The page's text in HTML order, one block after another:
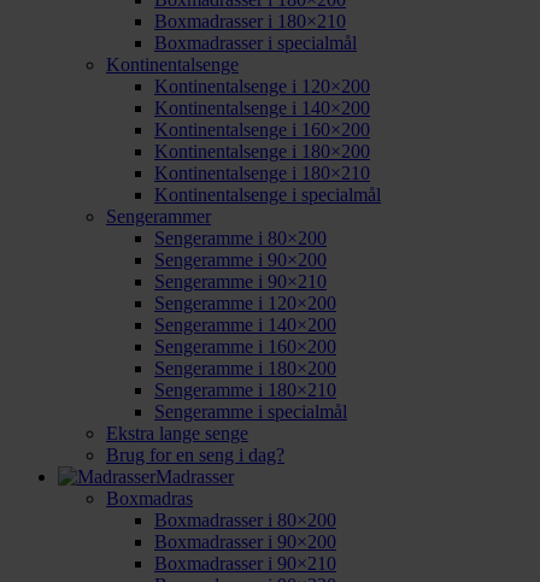
Boxmadrasser i 180×210
Boxmadrasser i specialmål
Kontinentalsenge
Kontinentalsenge i 120×200
Kontinentalsenge i 140×200
Kontinentalsenge i 160×200
Kontinentalsenge i 180×200
Kontinentalsenge i 180×210
Kontinentalsenge i specialmål
Sengerammer
Sengeramme i 80×200
Sengeramme i 90×200
Sengeramme i 90×210
Sengeramme i 120×200
Sengeramme i 140×200
Sengeramme i 160×200
Sengeramme i 180×200
Sengeramme i 180×210
Sengeramme i specialmål
Ekstra lange senge
Brug for en seng i dag?
Madrasser
Boxmadras
Boxmadrasser i 80×200
Boxmadrasser i 90×200
Boxmadrasser i 90×210